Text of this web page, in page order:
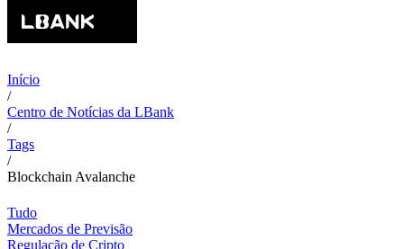
Início
/
Centro de Notícias da LBank
/
Tags
/
Blockchain Avalanche
Tudo
Mercados de Previsão
Regulação de Cripto